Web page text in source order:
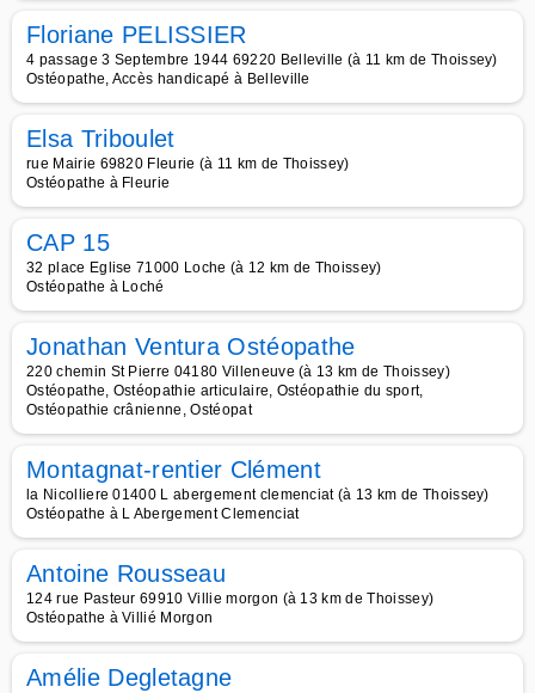
Floriane PELISSIER
4 passage 3 Septembre 1944 69220 Belleville (à 11 km de Thoissey)
Ostéopathe, Accès handicapé à Belleville
Elsa Triboulet
rue Mairie 69820 Fleurie (à 11 km de Thoissey)
Ostéopathe à Fleurie
CAP 15
32 place Eglise 71000 Loche (à 12 km de Thoissey)
Ostéopathe à Loché
Jonathan Ventura Ostéopathe
220 chemin St Pierre 04180 Villeneuve (à 13 km de Thoissey)
Ostéopathe, Ostéopathie articulaire, Ostéopathie du sport,
Ostéopathie crânienne, Ostéopat
Montagnat-rentier Clément
la Nicolliere 01400 L abergement clemenciat (à 13 km de Thoissey)
Ostéopathe à L Abergement Clemenciat
Antoine Rousseau
124 rue Pasteur 69910 Villie morgon (à 13 km de Thoissey)
Ostéopathe à Villié Morgon
Amélie Degletagne